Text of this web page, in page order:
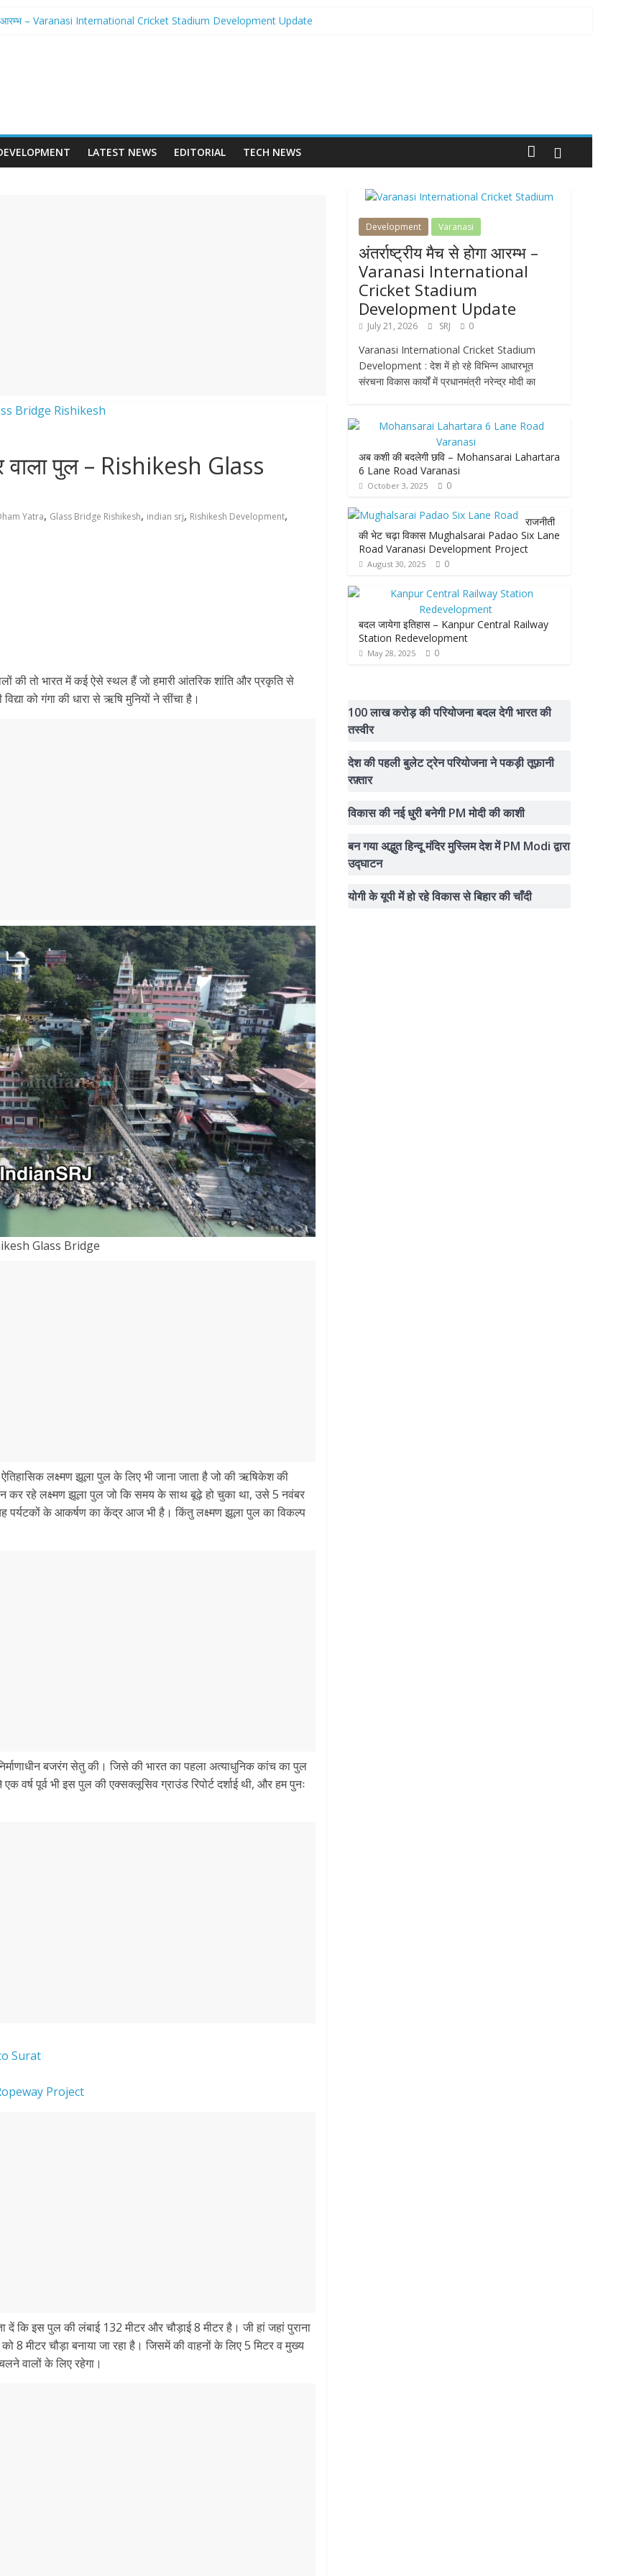
आरम्भ – Varanasi International Cricket Stadium Development Update
LATEST NEWS EDITORIAL TECH NEWS
वाला पुल – Rishikesh Glass
Yatra, Glass Bridge Rishikesh, indian srj, Rishikesh Development,
की तो भारत में कई ऐसे स्थल हैं जो हमारी आंतरिक शांति और प्रकृति से
को गंगा की धारा से ऋषि मुनियों ने सींचा है।
Glass Bridge
लक्ष्मण झूला पुल के लिए भी जाना जाता है जो की ऋषिकेश की
कर रहे लक्ष्मण झूला पुल जो कि समय के साथ बूढ़े हो चुका था, उसे 5 नवंबर
पर्यटकों के आकर्षण का केंद्र आज भी है। किंतु लक्ष्मण झूला पुल का विकल्प
बजरंग सेतु की। जिसे की भारत का पहला अत्याधुनिक कांच का पुल
पूर्व भी इस पुल की एक्सक्लूसिव ग्राउंड रिपोर्ट दर्शाई थी, और हम पुनः
Surat
Project
कि इस पुल की लंबाई 132 मीटर और चौड़ाई 8 मीटर है। जी हां जहां पुराना
मीटर चौड़ा बनाया जा रहा है। जिसमें की वाहनों के लिए 5 मिटर व मुख्य
वालों के लिए रहेगा।
Development Varanasi
अंतर्राष्ट्रीय मैच से होगा आरम्भ –
Varanasi International
Cricket Stadium
Development Update
July 21, 2026 SRJ 0
Varanasi International Cricket Stadium
Development : देश में हो रहे विभिन्न आधारभूत
संरचना विकास कार्यों में प्रधानमंत्री नरेन्द्र मोदी का
अब कशी की बदलेगी छवि – Mohansarai Lahartara
6 Lane Road Varanasi
October 3, 2025 0
राजनीती
की भेट चढ़ा विकास Mughalsarai Padao Six Lane
Road Varanasi Development Project
August 30, 2025 0
बदल जायेगा इतिहास – Kanpur Central Railway
Station Redevelopment
May 28, 2025 0
100 लाख करोड़ की परियोजना बदल देगी भारत की
तस्वीर
देश की पहली बुलेट ट्रेन परियोजना ने पकड़ी तूफ़ानी
रफ़्तार
विकास की नई धुरी बनेगी PM मोदी की काशी
बन गया अद्भुत हिन्दू मंदिर मुस्लिम देश में PM Modi द्वारा
उद्घाटन
योगी के यूपी में हो रहे विकास से बिहार की चाँदी